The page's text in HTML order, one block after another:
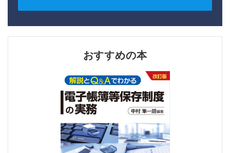
おすすめの本